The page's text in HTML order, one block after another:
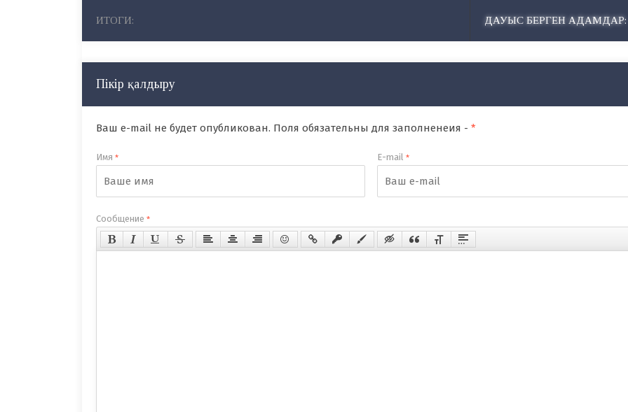
ИТОГИ: ДАУЫС БЕРГЕН АДАМДАР:
Пікір қалдыру
Ваш e-mail не будет опубликован. Поля обязательны для заполненеия - *
Имя * E-mail *
Сообщение *